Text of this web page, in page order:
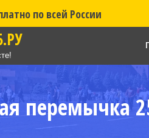
по всей России
перемычка